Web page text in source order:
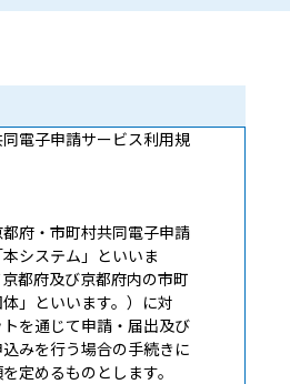
電子申請サービス利用規
府・市町村共同電子申請
システム」といいま
都府及び京都府内の市町
」といいます。）に対
を通じて申請・届出及び
みを行う場合の手続きに
定めるものとします。